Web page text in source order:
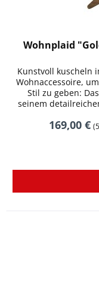
Wohnplaid
Kunstvoll kuscheln
Wohnaccessoire,
Stil zu geben:
seinem
169,00 €